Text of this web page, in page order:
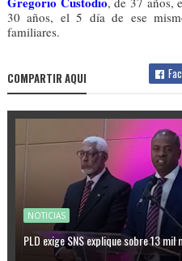
30 años, el 5 día de ese
familiares.
COMPARTIR AQUI
NOTICIAS
PLD exige SNS explique sobre 13